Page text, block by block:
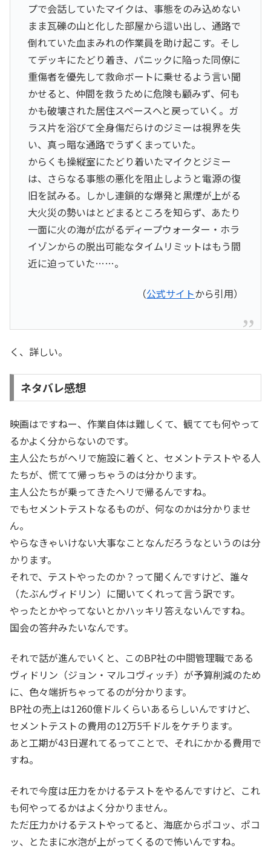
プで会話していたマイクは、事態をのみ込めない
まま瓦礫の山と化した部屋から這い出し、通路で
倒れていた血まみれの作業員を助け起こす。そし
てデッキにたどり着き、パニックに陥った同僚に
重傷者を優先して救命ボートに乗せるよう言い聞
かせると、仲間を救うために危険も顧みず、何も
かも破壊された居住スペースへと戻っていく。ガ
ラス片を浴びて全身傷だらけのジミーは視界を失
い、真っ暗な通路でうずくまっていた。
からくも操縦室にたどり着いたマイクとジミー
は、さらなる事態の悪化を阻止しようと電源の復
旧を試みる。しかし連鎖的な爆発と黒煙が上がる
大火災の勢いはとどまるところを知らず、あたり
一面に火の海が広がるディープウォーター・ホラ
イゾンからの脱出可能なタイムリミットはもう間
近に迫っていた……。
（公式サイトから引用）
く、詳しい。
ネタバレ感想
映画はですねー、作業自体は難しくて、観てても何やって
るかよく分からないのです。
主人公たちがヘリで施設に着くと、セメントテストやる人
たちが、慌てて帰っちゃうのは分かります。
主人公たちが乗ってきたヘリで帰るんですね。
でもセメントテストなるものが、何なのかは分かりませ
ん。
やらなきゃいけない大事なことなんだろうなというのは分
かります。
それで、テストやったのか？って聞くんですけど、誰々
（たぶんヴィドリン）に聞いてくれって言う訳です。
やったとかやってないとかハッキリ答えないんですね。
国会の答弁みたいなんです。
それで話が進んでいくと、このBP社の中間管理職である
ヴィドリン（ジョン・マルコヴィッチ）が予算削減のため
に、色々端折ちゃってるのが分かります。
BP社の売上は1260億ドルくらいあるらしいんですけど、
セメントテストの費用の12万5千ドルをケチります。
あと工期が43日遅れてるってことで、それにかかる費用で
すね。
それで今度は圧力をかけるテストをやるんですけど、これ
も何やってるかはよく分かりません。
ただ圧力かけるテストやってると、海底からポコッ、ポコ
ッ、とたまに水泡が上がってくるので怖いんですね。